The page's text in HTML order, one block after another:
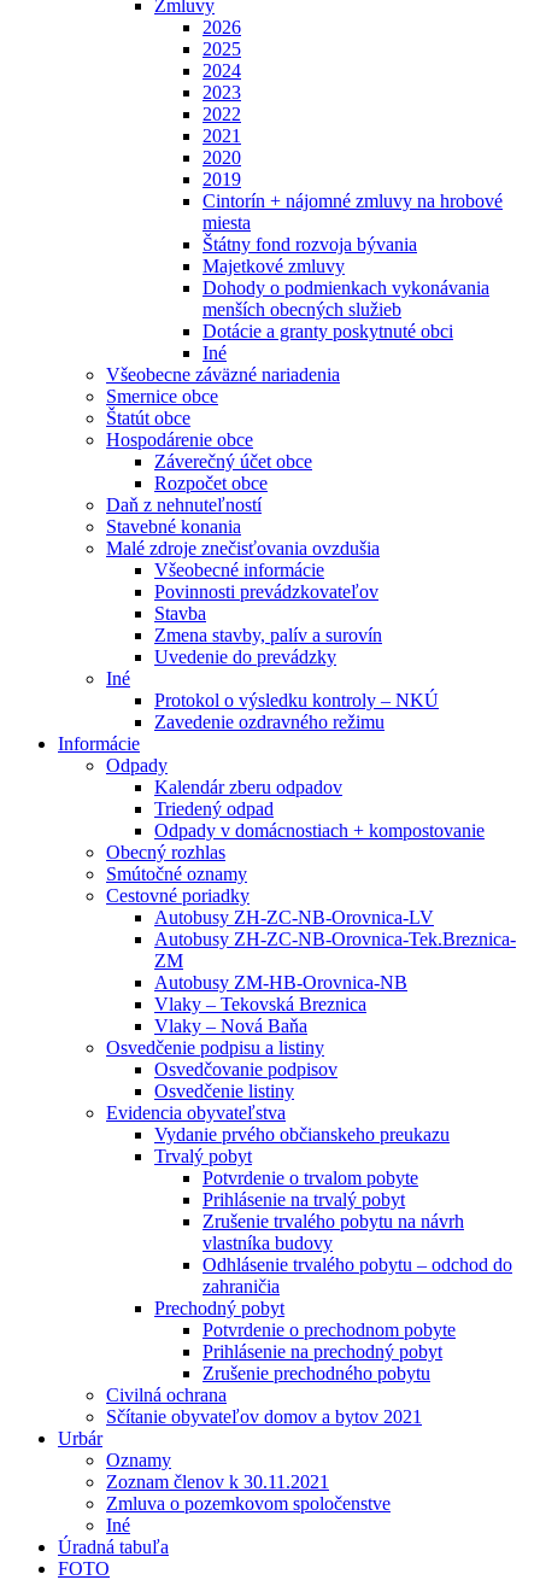
Zmluvy
2026
2025
2024
2023
2022
2021
2020
2019
Cintorín + nájomné zmluvy na hrobové
miesta
Štátny fond rozvoja bývania
Majetkové zmluvy
Dohody o podmienkach vykonávania
menších obecných služieb
Dotácie a granty poskytnuté obci
Iné
Všeobecne záväzné nariadenia
Smernice obce
Štatút obce
Hospodárenie obce
Záverečný účet obce
Rozpočet obce
Daň z nehnuteľností
Stavebné konania
Malé zdroje znečisťovania ovzdušia
Všeobecné informácie
Povinnosti prevádzkovateľov
Stavba
Zmena stavby, palív a surovín
Uvedenie do prevádzky
Iné
Protokol o výsledku kontroly – NKÚ
Zavedenie ozdravného režimu
Informácie
Odpady
Kalendár zberu odpadov
Triedený odpad
Odpady v domácnostiach + kompostovanie
Obecný rozhlas
Smútočné oznamy
Cestovné poriadky
Autobusy ZH-ZC-NB-Orovnica-LV
Autobusy ZH-ZC-NB-Orovnica-Tek.Breznica-
ZM
Autobusy ZM-HB-Orovnica-NB
Vlaky – Tekovská Breznica
Vlaky – Nová Baňa
Osvedčenie podpisu a listiny
Osvedčovanie podpisov
Osvedčenie listiny
Evidencia obyvateľstva
Vydanie prvého občianskeho preukazu
Trvalý pobyt
Potvrdenie o trvalom pobyte
Prihlásenie na trvalý pobyt
Zrušenie trvalého pobytu na návrh
vlastníka budovy
Odhlásenie trvalého pobytu – odchod do
zahraničia
Prechodný pobyt
Potvrdenie o prechodnom pobyte
Prihlásenie na prechodný pobyt
Zrušenie prechodného pobytu
Civilná ochrana
Sčítanie obyvateľov domov a bytov 2021
Urbár
Oznamy
Zoznam členov k 30.11.2021
Zmluva o pozemkovom spoločenstve
Iné
Úradná tabuľa
FOTO